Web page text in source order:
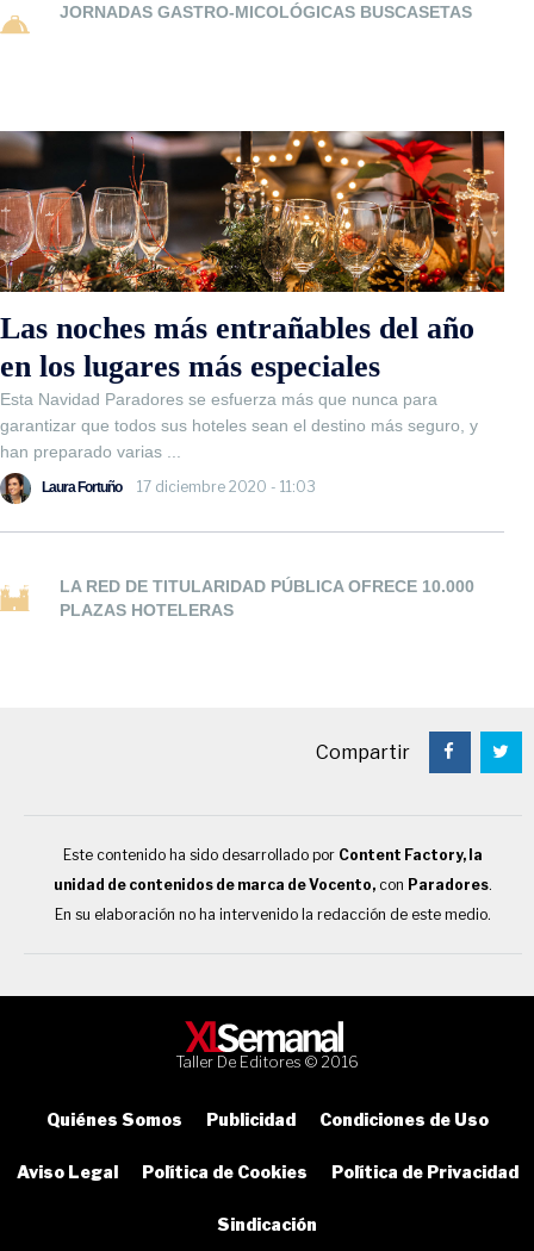
Las noches más entrañables del año
en los lugares más especiales
Esta Navidad Paradores se esfuerza más que nunca para
garantizar que todos sus hoteles sean el destino más seguro, y
han preparado varias ...
Laura Fortuño 17 diciembre 2020 - 11:03
Compartir
Este contenido ha sido desarrollado por Content Factory, la
unidad de contenidos de marca de Vocento, con Paradores.
En su elaboración no ha intervenido la redacción de este medio.
Taller De Editores © 2016
Quiénes Somos Publicidad Condiciones de Uso
Aviso Legal Política de Cookies Política de Privacidad
Sindicación